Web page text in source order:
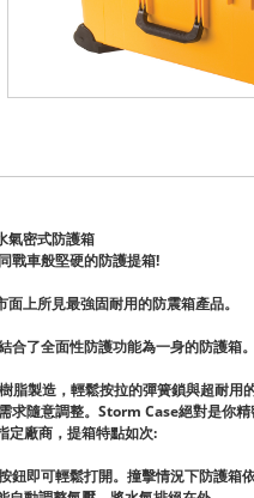
氣密式防護箱
戰車般堅硬的防護提箱!
上所見最強固耐用的防震箱產品。
合了全面性防護功能為一身的防護箱。
脂製造，輕鬆按拉的彈簧鎖與超耐用
求隨意調整。Storm Case絕對是你
定廠商，提箱特點如次:
鈕即可輕鬆打開。撞擊情況下防護箱